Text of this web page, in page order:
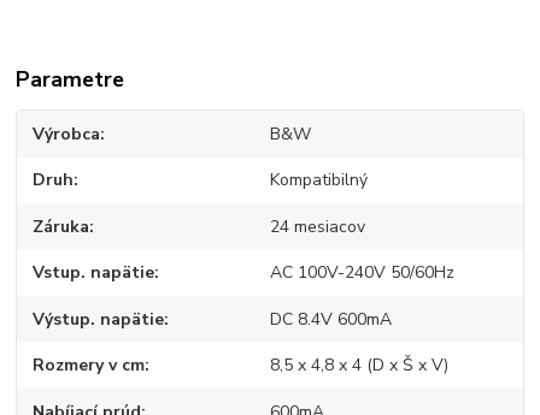
Parametre
Výrobca B&W
Druh Kompatibilný
Záruka 24 mesiacov
Vstup. napätie AC 100V-240V 50/60Hz
Výstup. napätie DC 8.4V 600mA
Rozmery v cm 8,5 x 4,8 x 4 (D x Š x V)